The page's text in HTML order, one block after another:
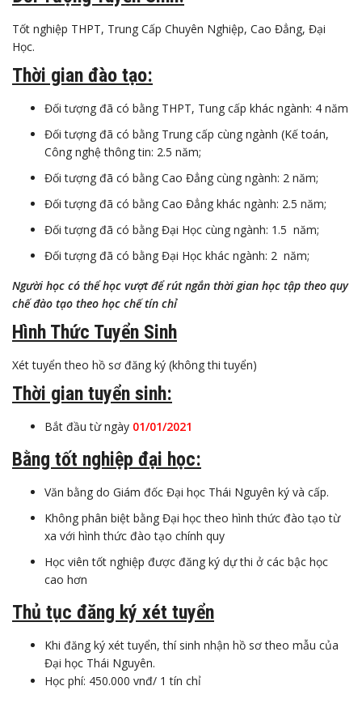
Tốt nghiệp THPT, Trung Cấp Chuyên Nghiệp, Cao Đẳng, Đại
Học.
Thời gian đào tạo:
Đối tượng đã có bằng THPT, Tung cấp khác ngành: 4 năm
Đối tượng đã có bằng Trung cấp cùng ngành (Kế toán,
Công nghệ thông tin: 2.5 năm;
Đối tượng đã có bằng Cao Đẳng cùng ngành: 2 năm;
Đối tượng đã có bằng Cao Đẳng khác ngành: 2.5 năm;
Đối tượng đã có bằng Đại Học cùng ngành: 1.5 năm;
Đối tượng đã có bằng Đại Học khác ngành: 2 năm;
Người học có thể học vượt để rút ngắn thời gian học tập theo quy
chế đào tạo theo học chế tín chỉ
Hình Thức Tuyển Sinh
Xét tuyển theo hồ sơ đăng ký (không thi tuyển)
Thời gian tuyển sinh:
Bắt đầu từ ngày 01/01/2021
Bằng tốt nghiệp đại học:
Văn bằng do Giám đốc Đại học Thái Nguyên ký và cấp.
Không phân biệt bằng Đại học theo hình thức đào tạo từ
xa với hình thức đào tạo chính quy
Học viên tốt nghiệp được đăng ký dự thi ở các bậc học
cao hơn
Thủ tục đăng ký xét tuyển
Khi đăng ký xét tuyển, thí sinh nhận hồ sơ theo mẫu của
Đại học Thái Nguyên.
Học phí: 450.000 vnđ/ 1 tín chỉ